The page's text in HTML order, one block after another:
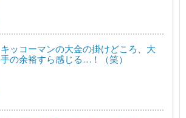
キッコーマンの大金の掛けどころ、大
手の余裕すら感じる…！（笑）